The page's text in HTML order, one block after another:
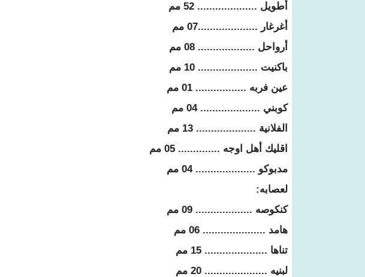
أطويل .................... 52 مم
أغرغار ....................07 مم
أرواحل ................... 08 مم
باكنيت .................... 10 مم
عين فربه ................. 01 مم
كوبني .................... 04 مم
الفلانية .................... 13 مم
اقليك أهل اوجه .............. 05 مم
مدبوكو .................... 04 مم
لعصابه:
كنكوصه ................... 09 مم
هامد ..................... 06 مم
تناها ..................... 15 مم
لبنيه ..................... 20 مم